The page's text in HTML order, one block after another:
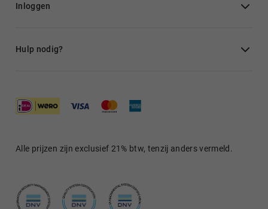
Inloggen
Hulp nodig?
Alle prijzen zijn exclusief 21% btw, tenzij anders vermeld.